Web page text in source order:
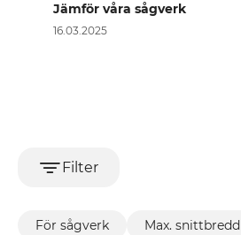
Jämför våra sågverk
16.03.2025
Filter
För sågverk Max. snittbredd